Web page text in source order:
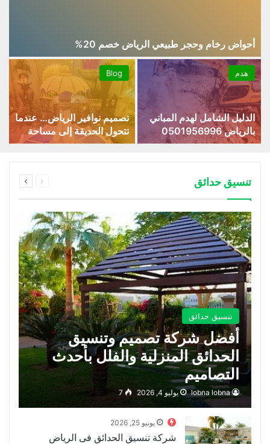
أحواض رخام وحجر طبيعي الرياض خصم 20%
هدم
الدليل الشامل لهدم المباني
بالرياض 0501956996
Blog
تصميم نوافير الرياض… عندما
تتحول الحديقة إلى مساحة
من الهدوء والفخامة
تنسيق حدائق الصفحةالصفحة
تنسيق حدائق
أفضل شركة تصميم وتنسيق
الحدائق المنزلية والفلل بأحدث
التصاميم
lobna lobna يوليو 4, 2026 7
يونيو 25, 2026
شركة تنسيق الحدائق فى الرياض